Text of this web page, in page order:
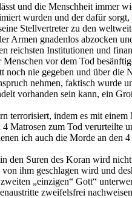
und die Menschheit immer
wurden und der dafür
Stellvertreter zu den
Armen gnadenlos abzocken
reichsten Institutionen und
vor dem Tod
nie gegeben und über
nehmen, faktisch wurde
vorhanden sein kann, ein
indem es mit
zum Tod verurteilte
ich auch die Morde an
Suren des Koran wird
ihm geschlagen wird und
„einzigen“ Gott“
zweifelsfrei